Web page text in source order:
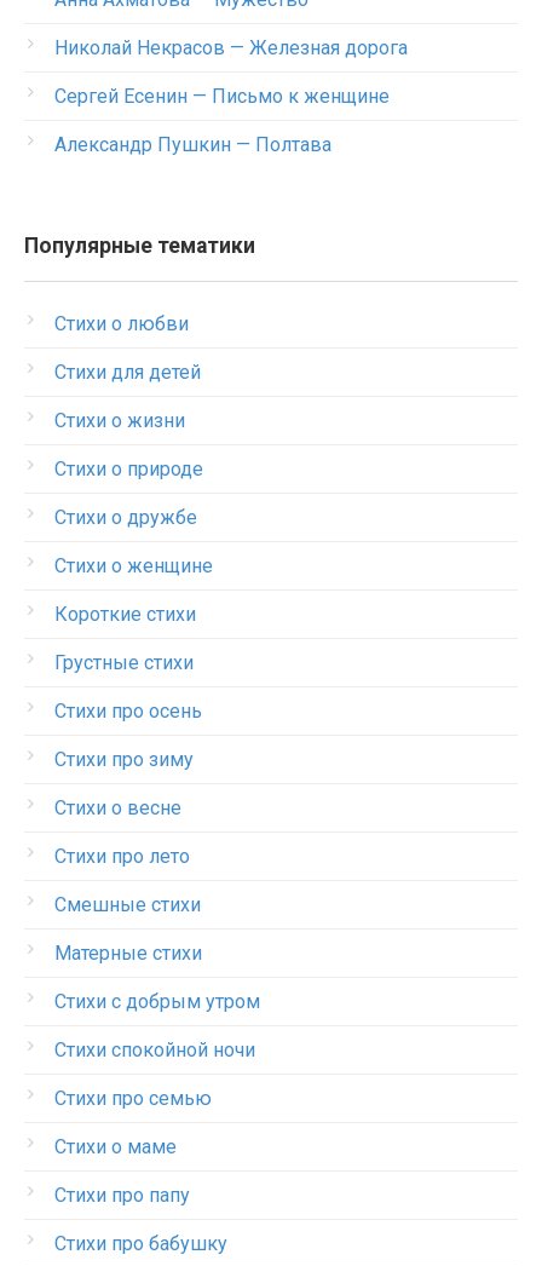
Николай Некрасов — Железная дорога
Сергей Есенин — Письмо к женщине
Александр Пушкин — Полтава
Популярные тематики
Стихи о любви
Стихи для детей
Стихи о жизни
Стихи о природе
Стихи о дружбе
Стихи о женщине
Короткие стихи
Грустные стихи
Стихи про осень
Стихи про зиму
Стихи о весне
Стихи про лето
Смешные стихи
Матерные стихи
Стихи с добрым утром
Стихи спокойной ночи
Стихи про семью
Стихи о маме
Стихи про папу
Стихи про бабушку